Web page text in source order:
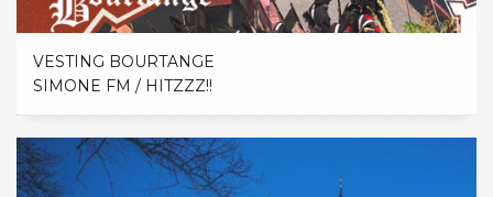
VESTING BOURTANGE
SIMONE FM / HITZZZ!!